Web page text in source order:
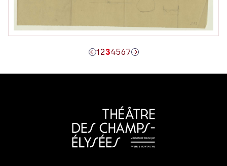
1 234567